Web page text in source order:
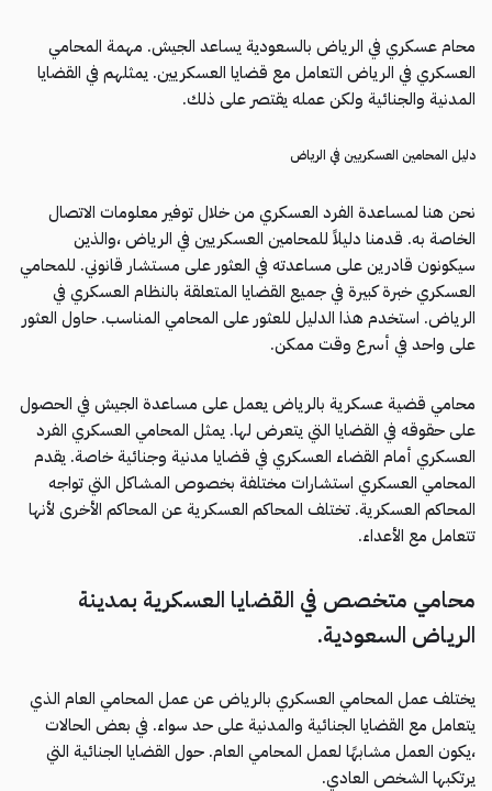
محام عسكري في الرياض بالسعودية يساعد الجيش. مهمة المحامي
العسكري في الرياض التعامل مع قضايا العسكريين. يمثلهم في القضايا
المدنية والجنائية ولكن عمله يقتصر على ذلك.
دليل المحامين العسكريين في الرياض
نحن هنا لمساعدة الفرد العسكري من خلال توفير معلومات الاتصال
الخاصة به. قدمنا ​​دليلاً للمحامين العسكريين في الرياض ،والذين
سيكونون قادرين على مساعدته في العثور على مستشار قانوني. للمحامي
العسكري خبرة كبيرة في جميع القضايا المتعلقة بالنظام العسكري في
الرياض. استخدم هذا الدليل للعثور على المحامي المناسب. حاول العثور
على واحد في أسرع وقت ممكن.
محامي قضية عسكرية بالرياض يعمل على مساعدة الجيش في الحصول
على حقوقه في القضايا التي يتعرض لها. يمثل المحامي العسكري الفرد
العسكري أمام القضاء العسكري في قضايا مدنية وجنائية خاصة. يقدم
المحامي العسكري استشارات مختلفة بخصوص المشاكل التي تواجه
المحاكم العسكرية. تختلف المحاكم العسكرية عن المحاكم الأخرى لأنها
تتعامل مع الأعداء.
محامي متخصص في القضايا العسكرية بمدينة
الرياض السعودية.
يختلف عمل المحامي العسكري بالرياض عن عمل المحامي العام الذي
يتعامل مع القضايا الجنائية والمدنية على حد سواء. في بعض الحالات
،يكون العمل مشابهًا لعمل المحامي العام. حول القضايا الجنائية التي
يرتكبها الشخص العادي.